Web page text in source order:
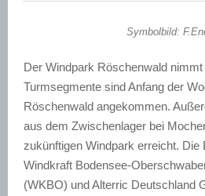
Symbolbild:
Der Windpark Röschenwald
Turmsegmente sind Anfang der
Röschenwald angekommen.
aus dem Zwischenlager bei
zukünftigen Windpark erreicht. Die
Windkraft Bodensee-
(WKBO) und Alterric Deutschland